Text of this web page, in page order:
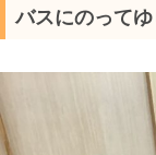
バスにのって